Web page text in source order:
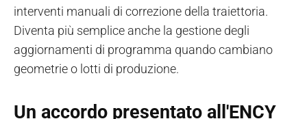
interventi manuali di correzione della traiettoria.
Diventa più semplice anche la gestione degli
aggiornamenti di programma quando cambiano
geometrie o lotti di produzione.
Un accordo presentato all'ENCY